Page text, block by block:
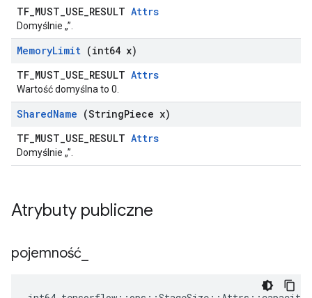
TF_MUST_USE_RESULT Attrs
Domyślnie „”.
MemoryLimit (int64 x)
TF_MUST_USE_RESULT Attrs
Wartość domyślna to 0.
SharedName (StringPiece x)
TF_MUST_USE_RESULT Attrs
Domyślnie „”.
Atrybuty publiczne
pojemność